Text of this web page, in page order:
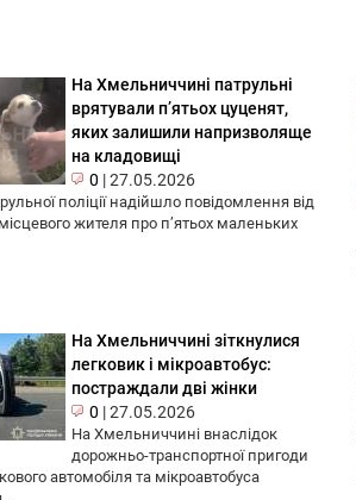
На Хмельниччині патрульні
врятували п’ятьох цуценят,
яких залишили напризволяще
на кладовищі
0 |27.05.2026
поліції надійшло повідомлення від
жителя про п’ятьох маленьких
На Хмельниччині зіткнулися
легковик і мікроавтобус:
постраждали дві жінки
0 |27.05.2026
На Хмельниччині внаслідок
дорожньо-транспортної пригоди
автомобіля та мікроавтобуса